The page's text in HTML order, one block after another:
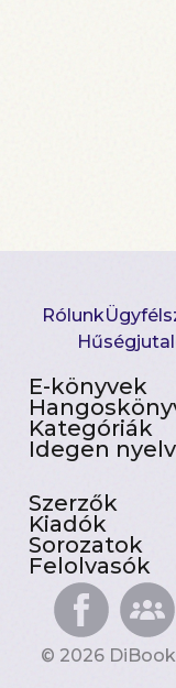
Rólunk
E-könyvek
Kategóriák
Idegen
Szerzők
Kiadók
Sorozatok
Felolvasók
© 2026